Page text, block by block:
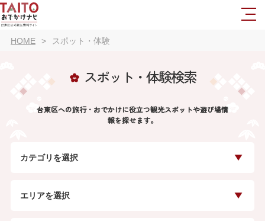
HOME スポット・体験
スポット・体験検索
台東区への旅行・おでかけに役立つ観光スポットや遊び場情
報を探せます。
カテゴリを選択
エリアを選択